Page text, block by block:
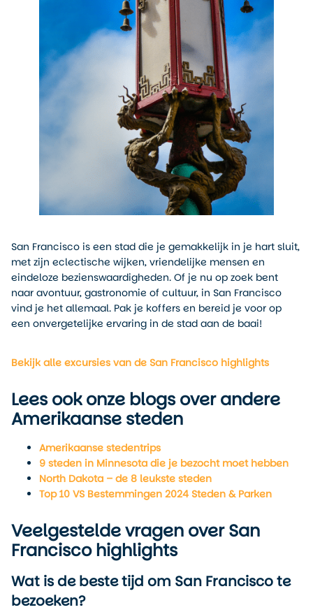
San Francisco is een stad die je gemakkelijk in je hart sluit,
met zijn eclectische wijken, vriendelijke mensen en
eindeloze bezienswaardigheden. Of je nu op zoek bent
naar avontuur, gastronomie of cultuur, in San Francisco
vind je het allemaal. Pak je koffers en bereid je voor op
een onvergetelijke ervaring in de stad aan de baai!
Bekijk alle excursies van de San Francisco highlights
Lees ook onze blogs over andere
Amerikaanse steden
Amerikaanse stedentrips
9 steden in Minnesota die je bezocht moet hebben
North Dakota – de 8 leukste steden
Top 10 VS Bestemmingen 2024 Steden & Parken
Veelgestelde vragen over San
Francisco highlights
Wat is de beste tijd om San Francisco te
bezoeken?